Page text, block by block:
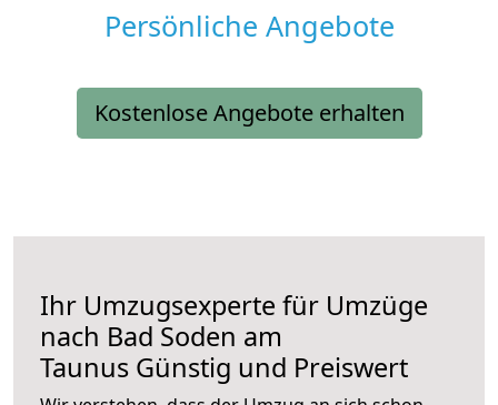
Persönliche Angebote
Kostenlose Angebote erhalten
Ihr Umzugsexperte für Umzüge
nach Bad Soden am
Taunus Günstig und Preiswert